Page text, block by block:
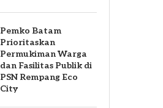
Pemko Batam
Prioritaskan
Permukiman Warga
dan Fasilitas Publik di
PSN Rempang Eco
City